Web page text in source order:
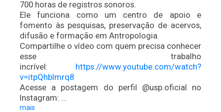
700 horas de registros sonoros.
Ele funciona como um centro de apoio e
fomento às pesquisas, preservação de acervos,
difusão e formação em Antropologia.
Compartilhe o vídeo com quem precisa conhecer
esse trabalho
incrível: https://www.youtube.com/watch?
v=itpQhblmrq8
Acesse a postagem do perfil @usp.oficial no
Instagram: …
mais